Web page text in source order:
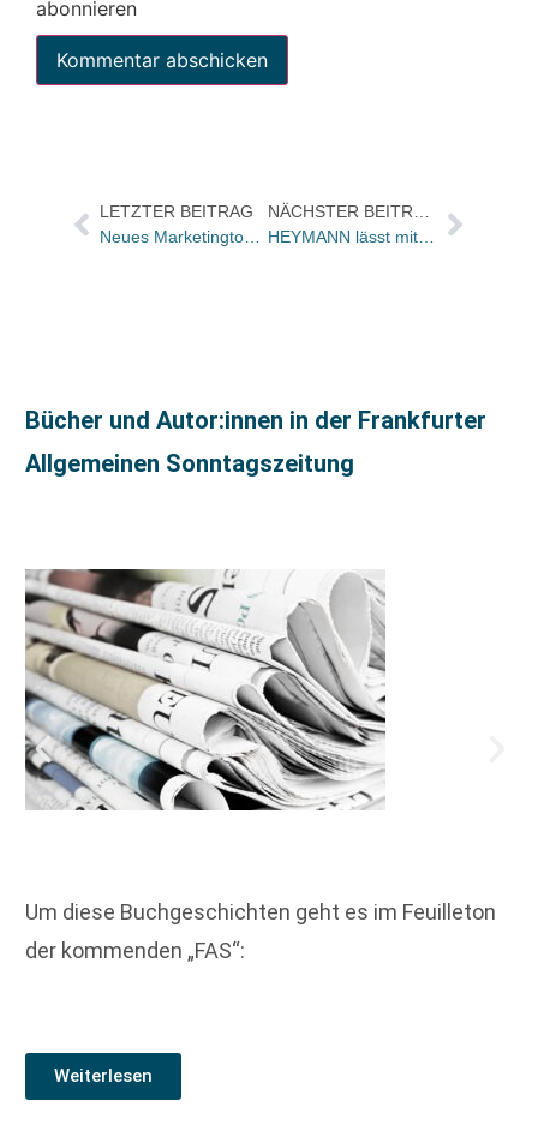
abonnieren
LETZTER BEITRAG
Neues Marketingtool für Buchhändler ermöglicht Ansichtslieferungen per E-Mail
Bücher und Autor:innen in der Frankfurter
Allgemeinen Sonntagszeitung
Um diese Buchgeschichten geht es im Feuilleton
der kommenden „FAS“:
Weiterlesen